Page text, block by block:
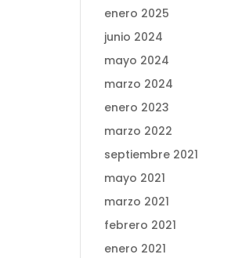
enero 2025
junio 2024
mayo 2024
marzo 2024
enero 2023
marzo 2022
septiembre 2021
mayo 2021
marzo 2021
febrero 2021
enero 2021